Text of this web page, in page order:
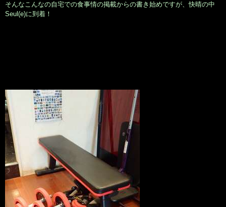
そんなこんなの自宅での食事情の掲載からの書き始めですが、快晴の中
Seul(e)に到着！